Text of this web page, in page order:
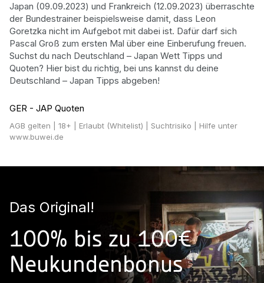
Japan (09.09.2023) und Frankreich (12.09.2023) überraschte
der Bundestrainer beispielsweise damit, dass Leon
Goretzka nicht im Aufgebot mit dabei ist. Dafür darf sich
Pascal Groß zum ersten Mal über eine Einberufung freuen.
Suchst du nach Deutschland – Japan Wett Tipps und
Quoten? Hier bist du richtig, bei uns kannst du deine
Deutschland – Japan Tipps abgeben!
GER - JAP Quoten
AGB gelten | 18+ | Erlaubt (Whitelist) | Suchtrisiko | Hilfe unter
www.buwei.de
Das Original!
100% bis zu 100€
Neukundenbonus